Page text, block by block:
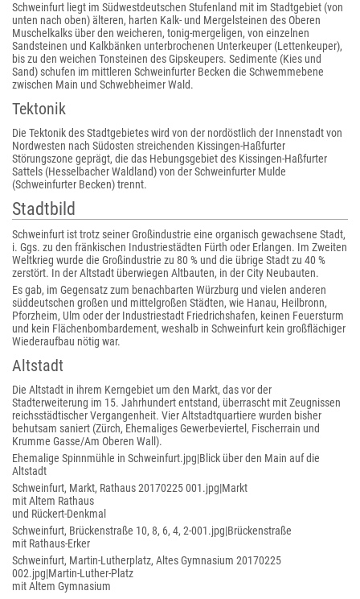
Schweinfurt liegt im Südwestdeutschen Stufenland mit im Stadtgebiet (von
unten nach oben) älteren, harten Kalk- und Mergelsteinen des Oberen
Muschelkalks über den weicheren, tonig-mergeligen, von einzelnen
Sandsteinen und Kalkbänken unterbrochenen Unterkeuper (Lettenkeuper),
bis zu den weichen Tonsteinen des Gipskeupers. Sedimente (Kies und
Sand) schufen im mittleren Schweinfurter Becken die Schwemmebene
zwischen Main und Schwebheimer Wald.
Tektonik
Die Tektonik des Stadtgebietes wird von der nordöstlich der Innenstadt von
Nordwesten nach Südosten streichenden Kissingen-Haßfurter
Störungszone geprägt, die das Hebungsgebiet des Kissingen-Haßfurter
Sattels (Hesselbacher Waldland) von der Schweinfurter Mulde
(Schweinfurter Becken) trennt.
Stadtbild
Schweinfurt ist trotz seiner Großindustrie eine organisch gewachsene Stadt,
i. Ggs. zu den fränkischen Industriestädten Fürth oder Erlangen. Im Zweiten
Weltkrieg wurde die Großindustrie zu 80 % und die übrige Stadt zu 40 %
zerstört. In der Altstadt überwiegen Altbauten, in der City Neubauten.
Es gab, im Gegensatz zum benachbarten Würzburg und vielen anderen
süddeutschen großen und mittelgroßen Städten, wie Hanau, Heilbronn,
Pforzheim, Ulm oder der Industriestadt Friedrichshafen, keinen Feuersturm
und kein Flächenbombardement, weshalb in Schweinfurt kein großflächiger
Wiederaufbau nötig war.
Altstadt
Die Altstadt in ihrem Kerngebiet um den Markt, das vor der
Stadterweiterung im 15. Jahrhundert entstand, überrascht mit Zeugnissen
reichsstädtischer Vergangenheit. Vier Altstadtquartiere wurden bisher
behutsam saniert (Zürch, Ehemaliges Gewerbeviertel, Fischerrain und
Krumme Gasse/Am Oberen Wall).
Ehemalige Spinnmühle in Schweinfurt.jpg|Blick über den Main auf die
Altstadt
Schweinfurt, Markt, Rathaus 20170225 001.jpg|Markt
mit Altem Rathaus
und Rückert-Denkmal
Schweinfurt, Brückenstraße 10, 8, 6, 4, 2-001.jpg|Brückenstraße
mit Rathaus-Erker
Schweinfurt, Martin-Lutherplatz, Altes Gymnasium 20170225
002.jpg|Martin-Luther-Platz
mit Altem Gymnasium